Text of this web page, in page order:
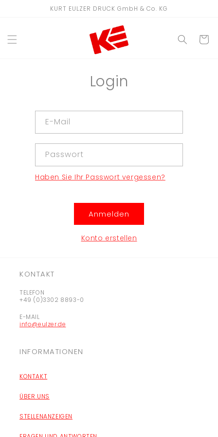
KURT EULZER DRUCK GmbH & Co. KG
Login
E-Mail
Passwort
Haben Sie Ihr Passwort vergessen?
Anmelden
Konto erstellen
KONTAKT
TELEFON
+49 (0)3302 8893-0
E-MAIL
info@eulzer.de
INFORMATIONEN
KONTAKT
ÜBER UNS
STELLENANZEIGEN